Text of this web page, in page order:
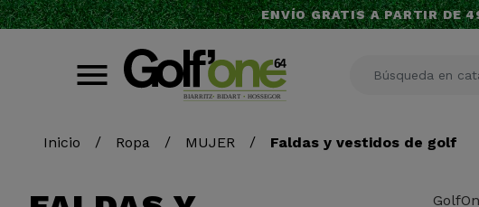
ENVÍO GRATIS A PARTIR DE
Inicio Ropa MUJER Faldas y vestidos de golf